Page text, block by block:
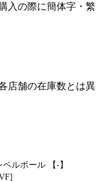
入の際に簡体字・繁
店舗の在庫数とは異
ベルボール 【-】